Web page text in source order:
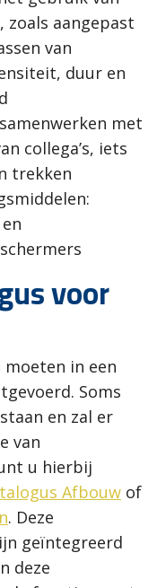
aangepast
van
duur en
met
collega’s, iets
trekken
voor
moeten in een
Soms
en zal er
van
u hierbij
Afbouw of
. Deze
geïntegreerd
deze